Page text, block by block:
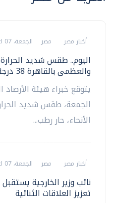
أخبار مصر مصر الجمعة، 07 اغسطس 2026 09:42 ص
اليوم.. طقس شديد
والعظمى بالقاهرة 38 درجة
يتوقع خبراء هيئة الأرصاد
الجمعة، طقس شديد
الأنحاء، حار رطب...
أخبار مصر مصر الجمعة، 07 اغسطس 2026 08:24 ص
نائب وزير الخارجية
تعزيز العلاقات الثنائية